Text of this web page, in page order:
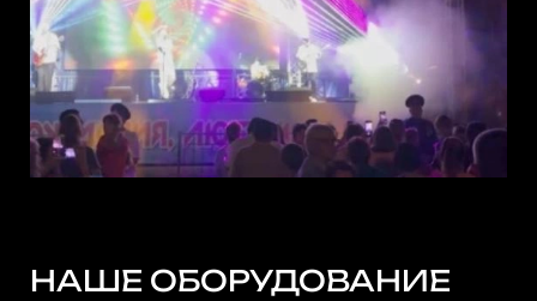
НАШЕ ОБОРУДОВАНИЕ